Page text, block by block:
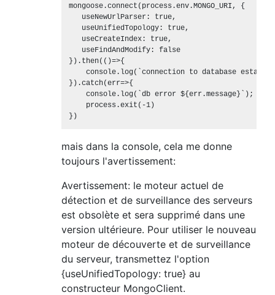
mongoose.connect(process.env.MONGO_URI, {
   useNewUrlParser: true,
   useUnifiedTopology: true,
   useCreateIndex: true,
   useFindAndModify: false
}).then(()=>{
console.log(`connection to database
}).catch(err=>{
    console.log(`db error ${err.message}`);
    process.exit(-1)
mais dans la console, cela me donne
toujours l'avertissement:
Avertissement: le moteur actuel de
détection et de surveillance des serveurs
est obsolète et sera supprimé dans une
version ultérieure. Pour utiliser le nouveau
moteur de découverte et de surveillance
du serveur, transmettez l'option
{useUnifiedTopology: true} au
constructeur MongoClient.